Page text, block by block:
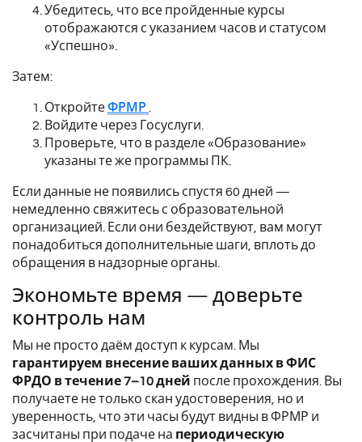
Убедитесь, что все пройденные курсы
отображаются с указанием часов и статусом
«Успешно».
Затем:
ОткройтеФРМР
Войдите через Госуслуги.
Проверьте, что в разделе «Образование»
указаны те же программы ПК.
Если данные не появились спустя 60 дней —
немедленно свяжитесь с образовательной
организацией. Если они бездействуют, вам могут
понадобиться дополнительные шаги, вплоть до
обращения в надзорные органы.
Экономьте время — доверьте
контроль нам
Мы не просто даём доступ к курсам. Мы
гарантируем внесение ваших данных в ФИС
ФРДО в течение 7–10 дней после прохождения. Вы
получаете не только скан удостоверения, но и
уверенность, что эти часы будут видны в ФРМР и
засчитаны при подаче на периодическую